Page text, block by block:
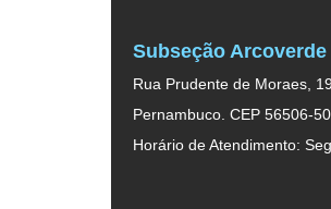
Subseção Arcoverde
Rua Prudente de Moraes,
Pernambuco. CEP 56506-
Horário de Atendimento: